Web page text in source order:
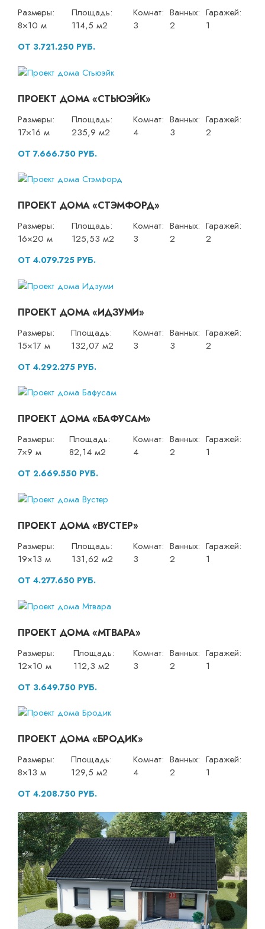
Размеры:
8×10 м
Площадь:
114,5 м2
Комнат:
3
Ванных:
2
Гаражей:
1
ОТ 3.721.250 РУБ.
ПРОЕКТ ДОМА «СТЬЮЭЙК»
Размеры:
17×16 м
Площадь:
235,9 м2
Комнат:
4
Ванных:
3
Гаражей:
2
ОТ 7.666.750 РУБ.
ПРОЕКТ ДОМА «СТЭМФОРД»
Размеры:
16×20 м
Площадь:
125,53 м2
Комнат:
3
Ванных:
2
Гаражей:
2
ОТ 4.079.725 РУБ.
ПРОЕКТ ДОМА «ИДЗУМИ»
Размеры:
15×17 м
Площадь:
132,07 м2
Комнат:
3
Ванных:
3
Гаражей:
2
ОТ 4.292.275 РУБ.
ПРОЕКТ ДОМА «БАФУСАМ»
Размеры:
7×9 м
Площадь:
82,14 м2
Комнат:
4
Ванных:
2
Гаражей:
1
ОТ 2.669.550 РУБ.
ПРОЕКТ ДОМА «ВУСТЕР»
Размеры:
19×13 м
Площадь:
131,62 м2
Комнат:
3
Ванных:
2
Гаражей:
1
ОТ 4.277.650 РУБ.
ПРОЕКТ ДОМА «МТВАРА»
Размеры:
12×10 м
Площадь:
112,3 м2
Комнат:
3
Ванных:
2
Гаражей:
1
ОТ 3.649.750 РУБ.
ПРОЕКТ ДОМА «БРОДИК»
Размеры:
8×13 м
Площадь:
129,5 м2
Комнат:
4
Ванных:
2
Гаражей:
1
ОТ 4.208.750 РУБ.